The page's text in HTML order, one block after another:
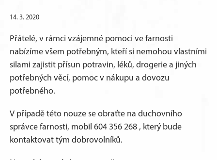
14. 3. 2020
Přátelé, v rámci vzájemné pomoci ve farnosti
nabízíme všem potřebným, kteří si nemohou vlastními
silami zajistit přísun potravin, léků, drogerie a jiných
potřebných věcí, pomoc v nákupu a dovozu
potřebného.
V případě této nouze se obraťte na duchovního
správce farnosti, mobil 604 356 268 , který bude
kontaktovat tým dobrovolníků.